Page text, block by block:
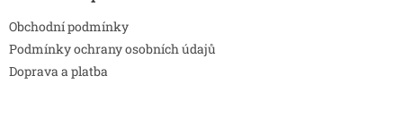
Obchodní podmínky
Podmínky ochrany osobních údajů
Doprava a platba